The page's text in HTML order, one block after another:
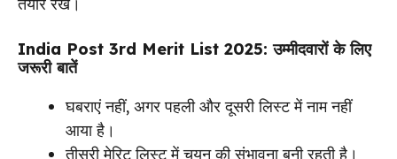
India Post 3rd Merit List 2025: उम्मीदवारों के लिए
जरूरी बातें
घबराएं नहीं, अगर पहली और दूसरी लिस्ट में नाम नहीं
आया है।
तीसरी मेरिट लिस्ट में चयन की संभावना बनी रहती है।